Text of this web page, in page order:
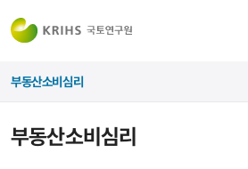
부동산소비심리
부동산소비심리